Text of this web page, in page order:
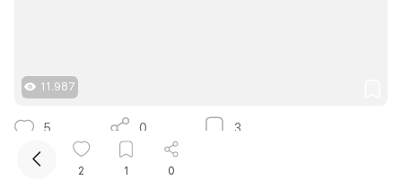
11.987
5 0 3
Trình Cà Phê - Khi những vật liệu cũ được kể lại bằng
một ngôn ngữ thiết kế mới
2 1 0